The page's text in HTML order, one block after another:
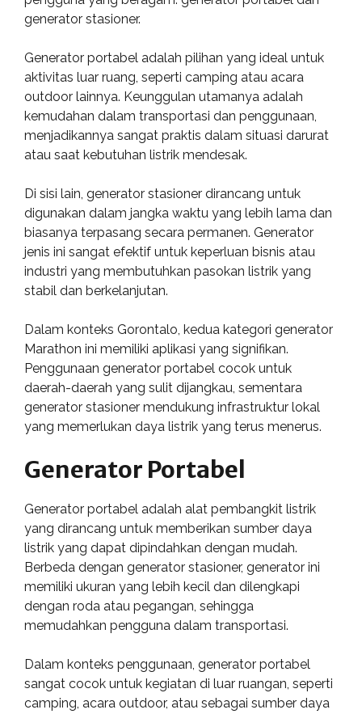
generator stasioner.
Generator portabel adalah pilihan yang ideal untuk
aktivitas luar ruang, seperti camping atau acara
outdoor lainnya. Keunggulan utamanya adalah
kemudahan dalam transportasi dan penggunaan,
menjadikannya sangat praktis dalam situasi darurat
atau saat kebutuhan listrik mendesak.
Di sisi lain, generator stasioner dirancang untuk
digunakan dalam jangka waktu yang lebih lama dan
biasanya terpasang secara permanen. Generator
jenis ini sangat efektif untuk keperluan bisnis atau
industri yang membutuhkan pasokan listrik yang
stabil dan berkelanjutan.
Dalam konteks Gorontalo, kedua kategori generator
Marathon ini memiliki aplikasi yang signifikan.
Penggunaan generator portabel cocok untuk
daerah-daerah yang sulit dijangkau, sementara
generator stasioner mendukung infrastruktur lokal
yang memerlukan daya listrik yang terus menerus.
Generator Portabel
Generator portabel adalah alat pembangkit listrik
yang dirancang untuk memberikan sumber daya
listrik yang dapat dipindahkan dengan mudah.
Berbeda dengan generator stasioner, generator ini
memiliki ukuran yang lebih kecil dan dilengkapi
dengan roda atau pegangan, sehingga
memudahkan pengguna dalam transportasi.
Dalam konteks penggunaan, generator portabel
sangat cocok untuk kegiatan di luar ruangan, seperti
camping, acara outdoor, atau sebagai sumber daya